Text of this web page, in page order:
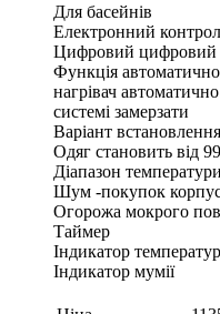
Для басейнів
Електронний
Цифровий цифровий
Функція
нагрівач
системі замерзати
Варіант
Одяг становить від
Діапазон
Шум -покупок
Огорожа мокрого
Таймер
Індикатор
Індикатор мумії